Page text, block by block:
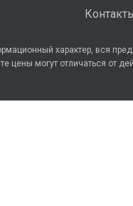
характер, вся
цены могут отличаться от